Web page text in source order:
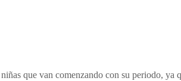
que van comenzando con su periodo,